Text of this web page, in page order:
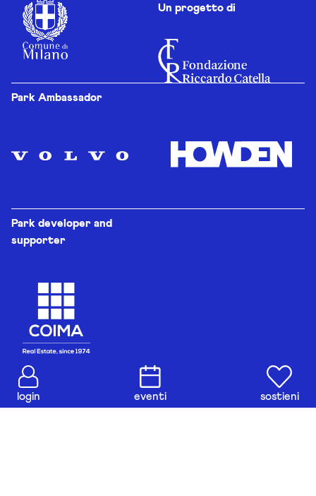
login eventi sostieni
Un progetto di
Park Ambassador
Park developer and
supporter